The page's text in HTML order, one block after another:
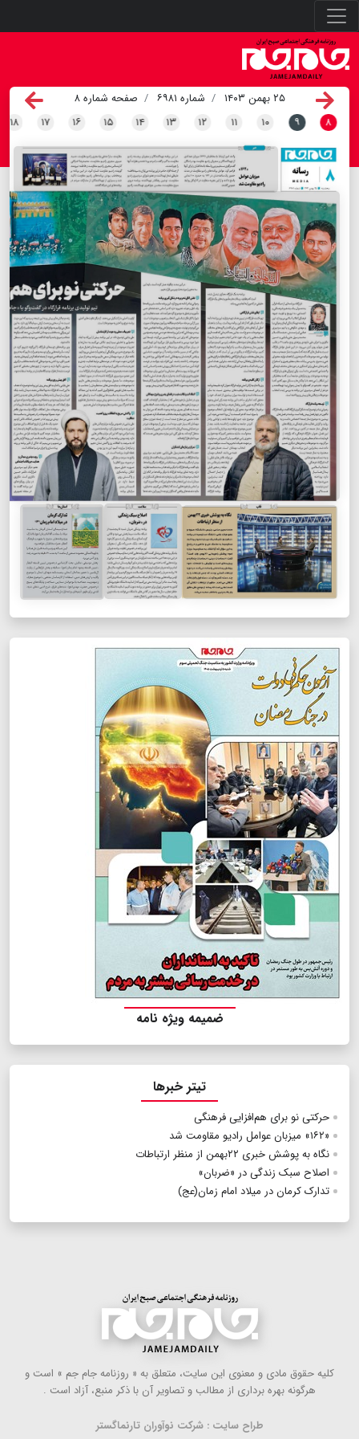
۲۵ بهمن ۱۴۰۳ شماره ۶۹۸۱
صفحه شماره ۸
۸ ۹ ۱۰ ۱۱ ۱۲ ۱۳ ۱۴ ۱۵ ۱۶ ۱۷ ۱۸
ضمیمه ویژه نامه
تیتر خبرها
حرکتی نو برای هم‌افزایی فرهنگی
«۱۶۲‌» میزبان عوامل رادیو مقاومت شد
نگاه به پوشش خبری ۲۲بهمن از منظر ارتباطات
اصلاح سبک زندگی در «ضربان»
تدارک کرمان در میلاد امام زمان(عج)
كلیه حقوق مادی و معنوی این سایت، متعلق به « روزنامه جام جم » است و
هرگونه بهره ‌برداری از مطالب و تصاویر آن با ذكر منبع، آزاد است .
طراح سایت : شرکت نوآوران تارنماگستر